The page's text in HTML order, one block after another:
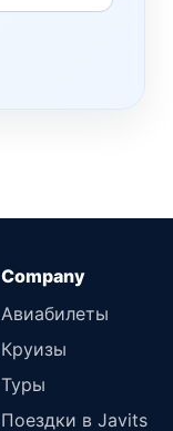
Авиабилеты
Круизы
Туры
Поездки в Javits